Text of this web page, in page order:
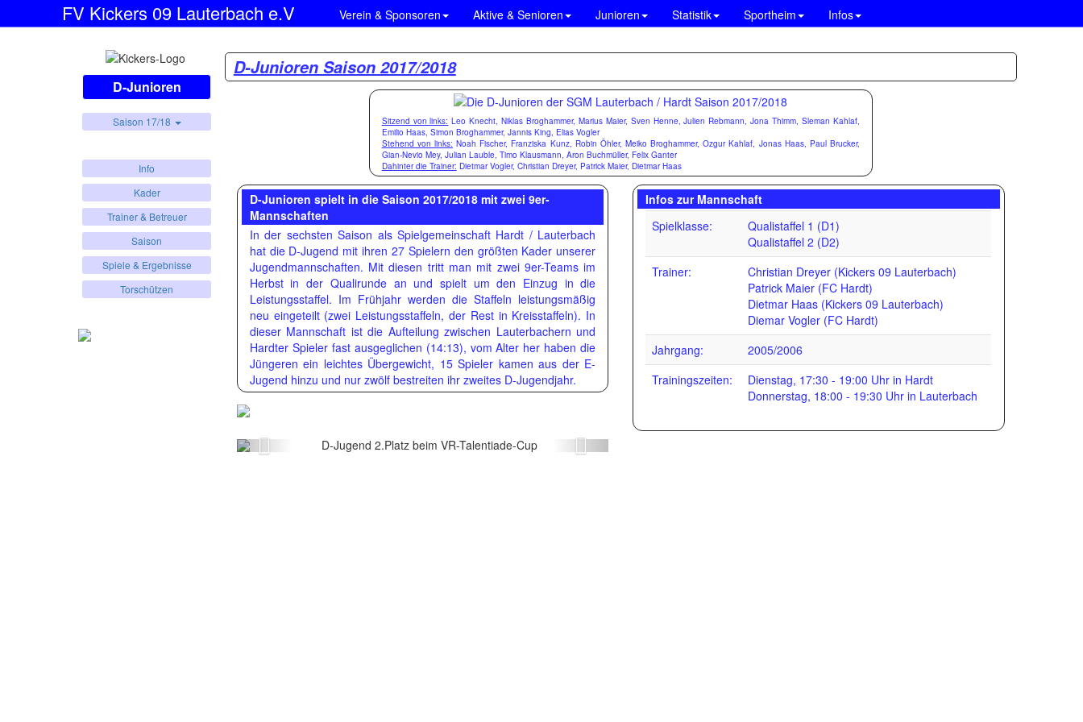
FV Kickers 09 Lauterbach e.V Verein & Sponsoren Aktive & Senioren Junioren Statistik Sportheim Infos
D-Junioren
Saison 17/18
Info
Kader
Trainer & Betreuer
Saison
Spiele & Ergebnisse
Torschützen
D-Junioren Saison 2017/2018
Sitzend von links: Leo Knecht, Niklas Broghammer, Marius Maier, Sven Henne, Julien Rebmann, Jona Thimm, Sleman Kahlaf,
Emilio Haas, Simon Broghammer, Jannis King, Elias Vogler
Stehend von links: Noah Fischer, Franziska Kunz, Robin Öhler, Meiko Broghammer, Ozgur Kahlaf, Jonas Haas, Paul Brucker,
Gian-Nevio Mey, Julian Lauble, Timo Klausmann, Aron Buchmüller, Felix Ganter
Dahinter die Trainer: Dietmar Vogler, Christian Dreyer, Patrick Maier, Dietmar Haas
D-Junioren spielt in die Saison 2017/2018 mit zwei 9er-
Mannschaften
In der sechsten Saison als Spielgemeinschaft Hardt / Lauterbach
hat die D-Jugend mit ihren 27 Spielern den größten Kader unserer
Jugendmannschaften. Mit diesen tritt man mit zwei 9er-Teams im
Herbst in der Qualirunde an und spielt um den Einzug in die
Leistungsstaffel. Im Frühjahr werden die Staffeln leistungsmäßig
neu eingeteilt (zwei Leistungsstaffeln, der Rest in Kreisstaffeln). In
dieser Mannschaft ist die Aufteilung zwischen Lauterbachern und
Hardter Spieler fast ausgeglichen (14:13), vom Alter her haben die
Jüngeren ein leichtes Übergewicht, 15 Spieler kamen aus der E-
Jugend hinzu und nur zwölf bestreiten ihr zweites D-Jugendjahr.
Infos zur Mannschaft
Spielklasse:
Qualistaffel 1 (D1)
Qualistaffel 2 (D2)
Trainer:
Christian Dreyer (Kickers 09 Lauterbach)
Patrick Maier (FC Hardt)
Dietmar Haas (Kickers 09 Lauterbach)
Diemar Vogler (FC Hardt)
Jahrgang:
2005/2006
Trainingszeiten:
Dienstag, 17:30 - 19:00 Uhr in Hardt
Donnerstag, 18:00 - 19:30 Uhr in Lauterbach
D-Jugend 2.Platz beim
VR-Talentiade-Cup
Zurück Weiter